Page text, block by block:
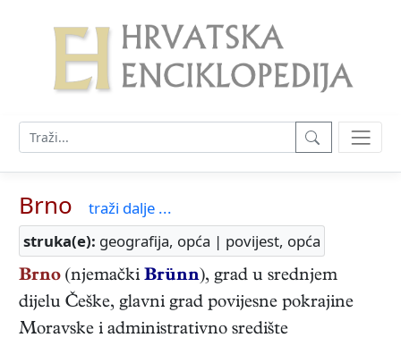
Brno
traži dalje ...
struka(e): geografija, opća | povijest, opća
Brno (njemački Brünn), grad u srednjem
dijelu Češke, glavni grad povijesne pokrajine
Moravske i administrativno središte